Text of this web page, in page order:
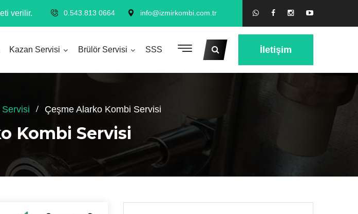
verilir. 0.543.813 0664 info@izmirkombi.com.tr
Kazan Servisi Brülör Servisi SSS İletişim
Çeşme Alarko Kombi Servisi
Kombi Servisi